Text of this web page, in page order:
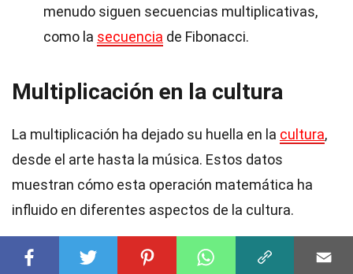
menudo siguen secuencias multiplicativas,
como la secuencia de Fibonacci.
Multiplicación en la cultura
La multiplicación ha dejado su huella en la cultura,
desde el arte hasta la música. Estos datos
muestran cómo esta operación matemática ha
influido en diferentes aspectos de la cultura.
36 En la música, los compases se multiplican